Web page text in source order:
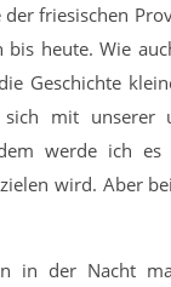
friesischen
heute. Wie
Geschichte
mit unserer
werde ich
wird. Aber
in der Nacht